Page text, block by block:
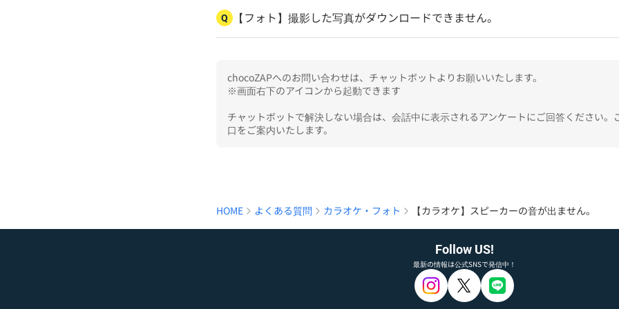
Q 【フォト】撮影した写真がダウンロードできません。
chocoZAPへのお問い合わせは、チャットボットよりお願いいたします。
※画面右下のアイコンから起動できます
チャットボットで解決しない場合は、会話中に表示されるアンケートにご回答ください。
口をご案内いたします。
HOME よくある質問 カラオケ・フォト 【カラオケ】スピーカーの音が出ません。
Follow US!
最新の情報は公式SNSで発信中！